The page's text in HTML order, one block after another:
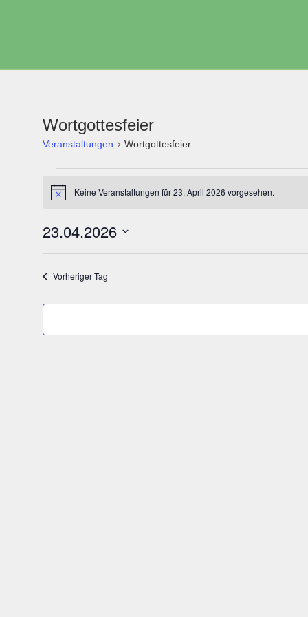
Wortgottesfeier
Veranstaltungen Wortgottesfeier
HinweisKeine Veranstaltungen für 23. April 2026 vorgesehen.
23.04.2026
Datum
wählen.
Vorheriger Tag